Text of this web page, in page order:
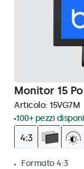
Monitor 15
Articolo: 15VG7M
100+ pezzi
Formato 4:3